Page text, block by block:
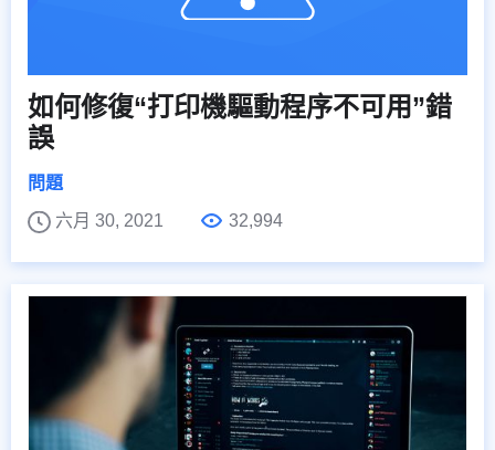
如何修復“打印機驅動程序不可用”錯
誤
問題
六月 30, 2021
32,994